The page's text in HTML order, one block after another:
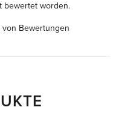
bewertet worden.
von Bewertungen